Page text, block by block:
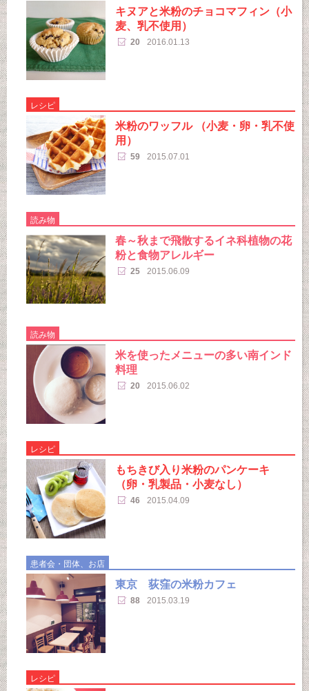
キヌアと米粉のチョコマフィン（小
麦、乳不使用）
20 2016.01.13
レシピ
米粉のワッフル （小麦・卵・乳不使
用）
59 2015.07.01
読み物
春～秋まで飛散するイネ科植物の花
粉と食物アレルギー
25 2015.06.09
読み物
米を使ったメニューの多い南インド
料理
20 2015.06.02
レシピ
もちきび入り米粉のパンケーキ
（卵・乳製品・小麦なし）
46 2015.04.09
患者会・団体、お店
東京 荻窪の米粉カフェ
88 2015.03.19
レシピ